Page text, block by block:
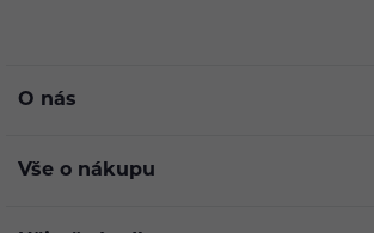
O nás
Vše o nákupu